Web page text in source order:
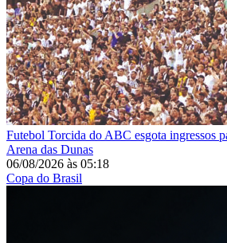
Futebol Torcida do ABC esgota ingressos
Arena das Dunas
06/08/2026 às 05:18
Copa do Brasil